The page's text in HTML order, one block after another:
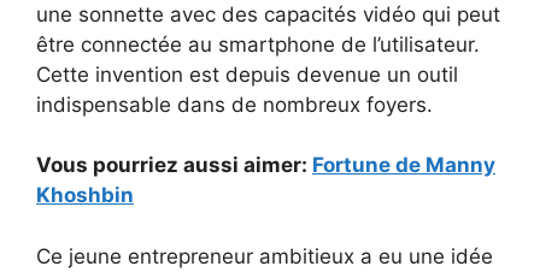
une sonnette avec des capacités vidéo qui peut
être connectée au smartphone de l’utilisateur.
Cette invention est depuis devenue un outil
indispensable dans de nombreux foyers.
Vous pourriez aussi aimer: Fortune de Manny
Khoshbin
Ce jeune entrepreneur ambitieux a eu une idée